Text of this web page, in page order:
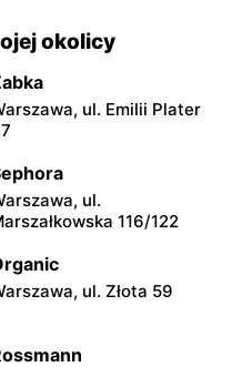
Radzymin, ul. Stary Rynek
5/U3
3
46
okolicy
ul. Emilii Plater
ul.
116/122
ul. Złota 59